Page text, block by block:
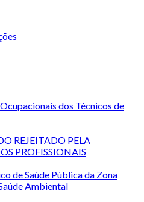
dos Técnicos de
REJEITADO PELA
PROFISSIONAIS
de Saúde Pública da Zona
Ambiental